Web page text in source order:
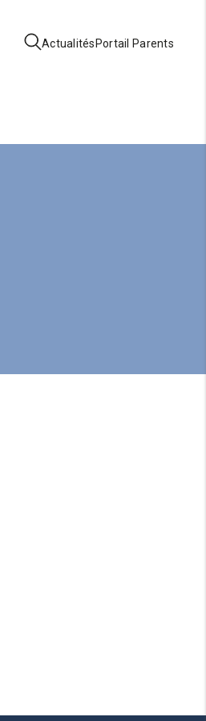
Actualités Portail Parents